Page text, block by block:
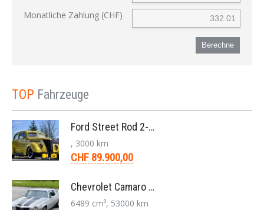
Monatliche Zahlung (CHF)
Berechne
TOP Fahrzeuge
Ford Street Rod 2-Door V8 Aut. 1937
, 3000 km
CHF 89.900,00
Chevrolet Camaro SS 396 LS3 Coupe Aut. 1971
6489 cm³, 53000 km